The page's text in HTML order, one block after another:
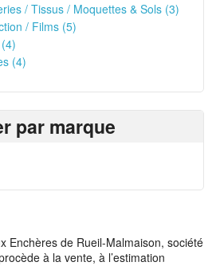
/ Tissus / Moquettes & Sols (3)
/ Films (5)
(4)
par marque
Enchères de Rueil-Malmaison, société
à la vente, à l’estimation